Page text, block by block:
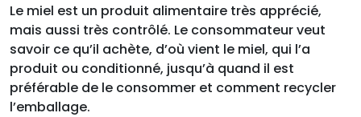
Le miel est un produit alimentaire très apprécié,
mais aussi très contrôlé. Le consommateur veut
savoir ce qu’il achète, d’où vient le miel, qui l’a
produit ou conditionné, jusqu’à quand il est
préférable de le consommer et comment recycler
l’emballage.